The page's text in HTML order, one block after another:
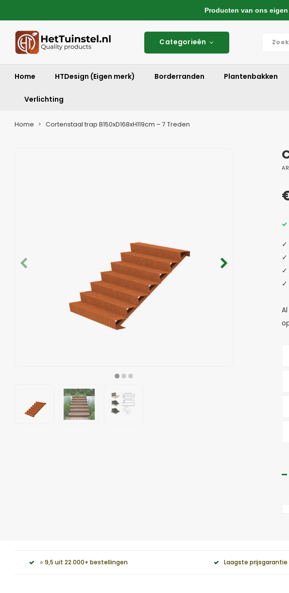
Categorieën
Home HTDesign (Eigen merk) Borderranden Plantenbakken
Verlichting
Home Cortenstaal trap B150xD168xH119cm – 7 Treden
✓
✓
✓
✓
⭐ 9,5 uit 22.000+ bestellingen Laagste prijsgarantie
Producten van ons eigen